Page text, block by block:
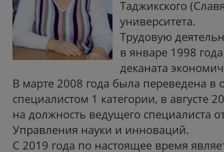
Таджикского
университета.
Трудовую
в январе 1998
деканата
В марте 2008 года была переведена в
специалистом 1 категории, в августе
на должность ведущего специалиста
Управления науки и инноваций.
С 2019 года по настоящее время